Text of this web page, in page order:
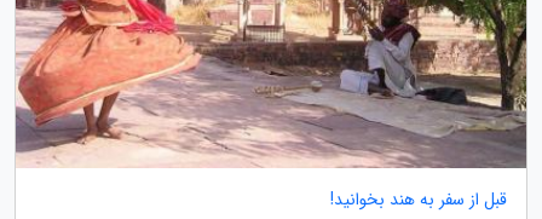
قبل از سفر به هند بخوانید!